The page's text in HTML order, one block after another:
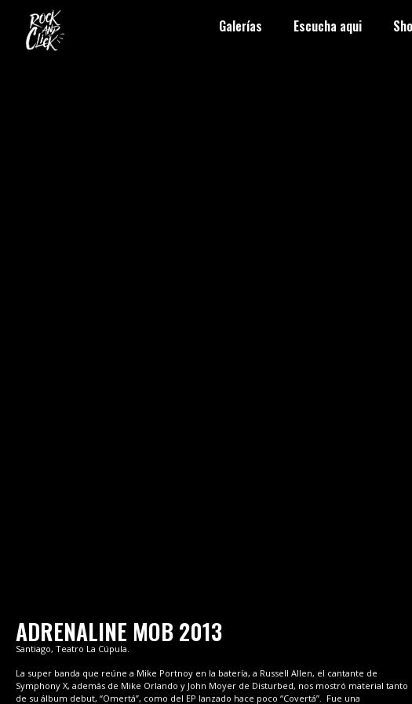
Galerías Escucha aqui
ADRENALINE MOB 2013
Santiago, Teatro La Cúpula.
La super banda que reúne a Mike Portnoy en la batería, a Russell Allen, el cantante de
Symphony X, además de Mike Orlando y John Moyer de Disturbed, nos mostró material tanto
de su álbum debut, “Omertá”, como del EP lanzado hace poco “Covertá”. Fue una